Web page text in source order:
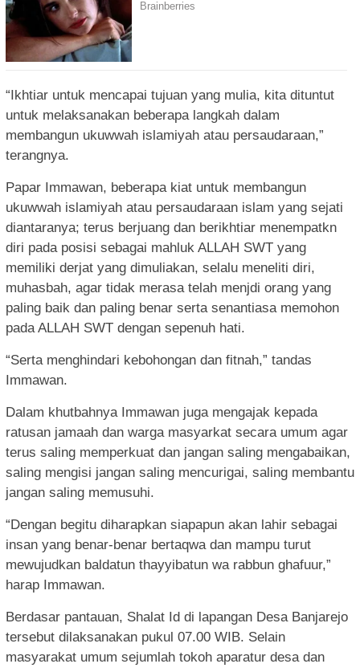
“Ikhtiar untuk mencapai tujuan yang mulia, kita dituntut
untuk melaksanakan beberapa langkah dalam
membangun ukuwwah islamiyah atau persaudaraan,”
terangnya.
Papar Immawan, beberapa kiat untuk membangun
ukuwwah islamiyah atau persaudaraan islam yang sejati
diantaranya; terus berjuang dan berikhtiar menempatkn
diri pada posisi sebagai mahluk ALLAH SWT yang
memiliki derjat yang dimuliakan, selalu meneliti diri,
muhasbah, agar tidak merasa telah menjdi orang yang
paling baik dan paling benar serta senantiasa memohon
pada ALLAH SWT dengan sepenuh hati.
“Serta menghindari kebohongan dan fitnah,” tandas
Immawan.
Dalam khutbahnya Immawan juga mengajak kepada
ratusan jamaah dan warga masyarkat secara umum agar
terus saling memperkuat dan jangan saling mengabaikan,
saling mengisi jangan saling mencurigai, saling membantu
jangan saling memusuhi.
“Dengan begitu diharapkan siapapun akan lahir sebagai
insan yang benar-benar bertaqwa dan mampu turut
mewujudkan baldatun thayyibatun wa rabbun ghafuur,”
harap Immawan.
Berdasar pantauan, Shalat Id di lapangan Desa Banjarejo
tersebut dilaksanakan pukul 07.00 WIB. Selain
masyarakat umum sejumlah tokoh aparatur desa dan